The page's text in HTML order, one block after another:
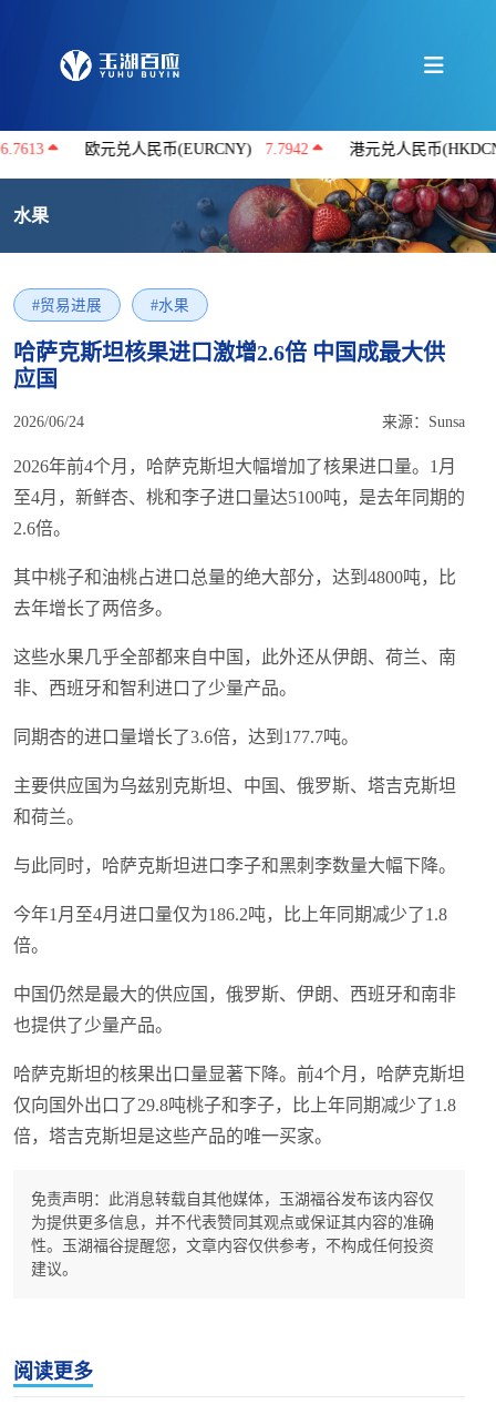
欧元兑人民币(EURCNY) 7.7942 港元兑人民币(HKDCNY)
水果
#贸易进展 #水果
哈萨克斯坦核果进口激增2.6倍 中国成最大供
应国
2026/06/24 来源：Sunsa
2026年前4个月，哈萨克斯坦大幅增加了核果进口量。1月
至4月，新鲜杏、桃和李子进口量达5100吨，是去年同期的
2.6倍。
其中桃子和油桃占进口总量的绝大部分，达到4800吨，比
去年增长了两倍多。
这些水果几乎全部都来自中国，此外还从伊朗、荷兰、南
非、西班牙和智利进口了少量产品。
同期杏的进口量增长了3.6倍，达到177.7吨。
主要供应国为乌兹别克斯坦、中国、俄罗斯、塔吉克斯坦
和荷兰。
与此同时，哈萨克斯坦进口李子和黑刺李数量大幅下降。
今年1月至4月进口量仅为186.2吨，比上年同期减少了1.8
倍。
中国仍然是最大的供应国，俄罗斯、伊朗、西班牙和南非
也提供了少量产品。
哈萨克斯坦的核果出口量显著下降。前4个月，哈萨克斯坦
仅向国外出口了29.8吨桃子和李子，比上年同期减少了1.8
倍，塔吉克斯坦是这些产品的唯一买家。
免责声明：此消息转载自其他媒体，玉湖福谷发布该内容仅
为提供更多信息，并不代表赞同其观点或保证其内容的准确
性。玉湖福谷提醒您，文章内容仅供参考，不构成任何投资
建议。
阅读更多